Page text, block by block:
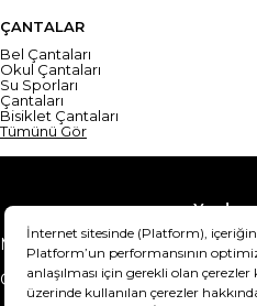
ÇANTALAR
Bel Çantaları
Okul Çantaları
Su Sporları
Çantaları
Bisiklet Çantaları
Tümünü Gör
Yardım
Mesafeli Satış Sözleşmesi
Gizlilik Sözleşmesi